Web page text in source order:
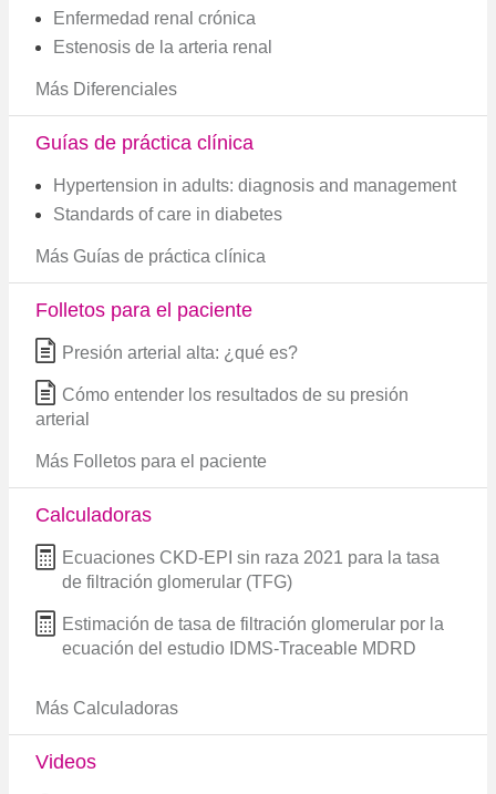
Enfermedad renal crónica
Estenosis de la arteria renal
Más Diferenciales
Guías de práctica clínica
Hypertension in adults: diagnosis and management
Standards of care in diabetes
Más Guías de práctica clínica
Folletos para el paciente
Presión arterial alta: ¿qué es?
Cómo entender los resultados de su presión
arterial
Más Folletos para el paciente
Calculadoras
Ecuaciones CKD-EPI sin raza 2021 para la tasa
de filtración glomerular (TFG)
Estimación de tasa de filtración glomerular por la
ecuación del estudio IDMS-Traceable MDRD
Más Calculadoras
Videos